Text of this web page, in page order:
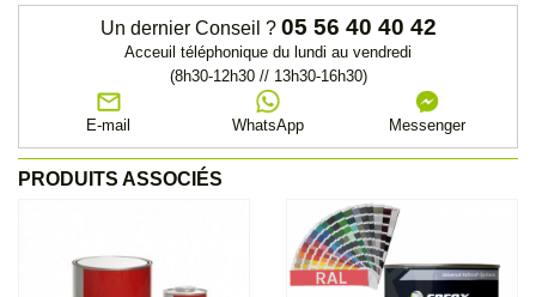
Un dernier Conseil ? 05 56 40 40 42
Acceuil téléphonique du lundi au vendredi
(8h30-12h30 // 13h30-16h30)
E-mail WhatsApp Messenger
PRODUITS ASSOCIÉS